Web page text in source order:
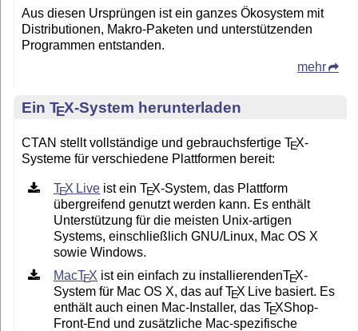
Aus diesen Ursprüngen ist ein ganzes Ökosystem mit
Distributionen, Makro-Paketen und unterstützenden
Programmen entstanden.
mehr
Ein TEX-System herunterladen
CTAN stellt vollständige und gebrauchsfertige TEX-
Systeme für verschiedene Plattformen bereit:
TEX Live ist einTEX-System, das Plattform
übergreifend genutzt werden kann. Es enthält
Unterstützung für die meisten Unix-artigen
Systems, einschließlich GNU/Linux, Mac OS X
sowie Windows.
MacTEX ist ein einfach zu installierendenTEX-
System für Mac OS X, das aufTEX Live basiert. Es
enthält auch einen Mac-Installer, das TEXShop-
Front-End und zusätzliche Mac-spezifische